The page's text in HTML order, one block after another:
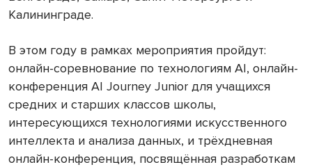
Калининграде.
В этом году в рамках мероприятия пройдут:
онлайн-соревнование по технологиям AI, онлайн-
конференция AI Journey Junior для учащихся
средних и старших классов школы,
интересующихся технологиями искусственного
интеллекта и анализа данных, и трёхдневная
онлайн-конференция, посвящённая разработкам